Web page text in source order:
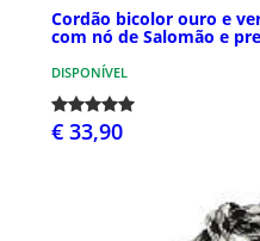
Cordão bicolor ouro e
com nó de Salomão e
DISPONÍVEL
€ 33,90